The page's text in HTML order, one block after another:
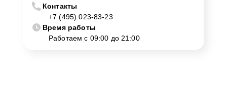
Контакты
+7 (495) 023-83-23
Время работы
Работаем с 09:00 до 21:00